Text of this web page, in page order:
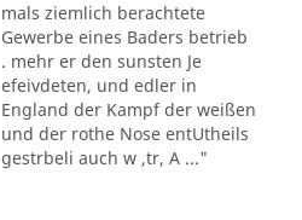
mals ziemlich berachtete
Gewerbe eines Baders betrieb
. mehr er den sunsten Je
efeivdeten, und edler in
England der Kampf der weißen
und der rothe Nose entUtheils
gestrbeli auch w ,tr, A ..."